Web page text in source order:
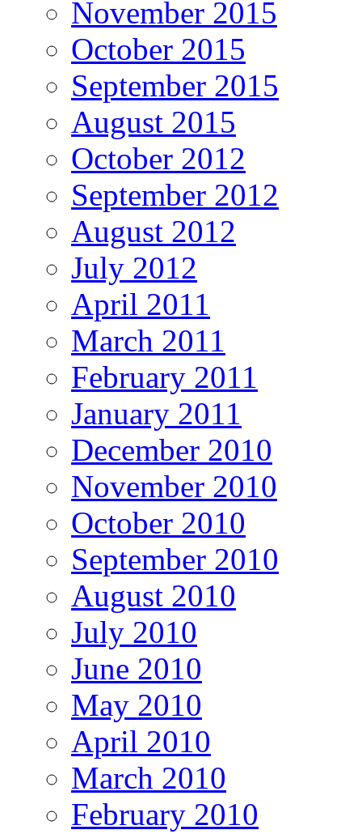
November 2015
October 2015
September 2015
August 2015
October 2012
September 2012
August 2012
July 2012
April 2011
March 2011
February 2011
January 2011
December 2010
November 2010
October 2010
September 2010
August 2010
July 2010
June 2010
May 2010
April 2010
March 2010
February 2010